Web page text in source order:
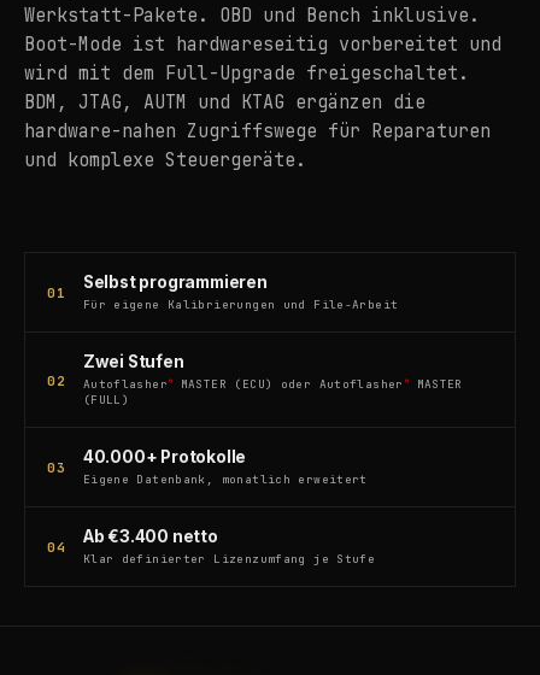
Werkstatt-Pakete. OBD und Bench inklusive.
Boot-Mode ist hardwareseitig vorbereitet und
wird mit dem Full-Upgrade freigeschaltet.
BDM, JTAG, AUTM und KTAG ergänzen die
hardware-nahen Zugriffswege für Reparaturen
und komplexe Steuergeräte.
01
Selbst programmieren
Für eigene Kalibrierungen und File-Arbeit
02
Zwei Stufen
Autoflasher ® MASTER (ECU) oder Autoflasher ®
MASTER
(FULL)
03
40.000+ Protokolle
Eigene Datenbank, monatlich erweitert
04
Ab €3.400 netto
Klar definierter Lizenzumfang je Stufe